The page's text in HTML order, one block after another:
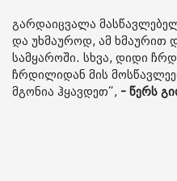
გარდაიცვალა
და უხმაუროდ, ამ ხმაურით
სამყაროში. სხვა, დიდი
ჩრდილიდან მის
მგონია ჰყავდეთ“, - წერს